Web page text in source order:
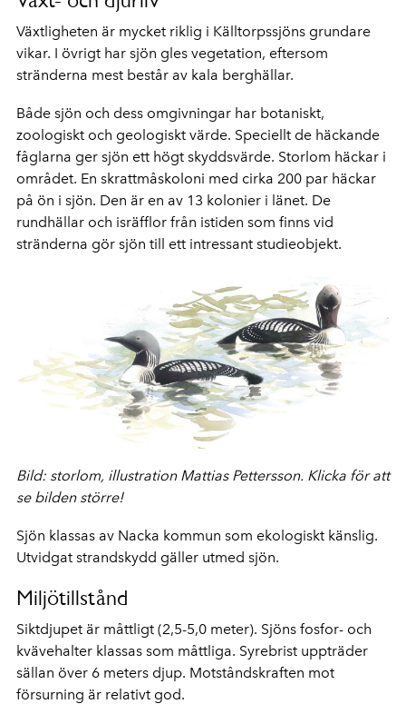
Växtligheten är mycket riklig i Källtorpssjöns grundare
vikar. I övrigt har sjön gles vegetation, eftersom
stränderna mest består av kala berghällar.
Både sjön och dess omgivningar har botaniskt,
zoologiskt och geologiskt värde. Speciellt de häckande
fåglarna ger sjön ett högt skyddsvärde. Storlom häckar i
området. En skrattmåskoloni med cirka 200 par häckar
på ön i sjön. Den är en av 13 kolonier i länet. De
rundhällar och isräfflor från istiden som finns vid
stränderna gör sjön till ett intressant studieobjekt.
Bild: storlom, illustration Mattias Pettersson. Klicka för att
se bilden större!
Sjön klassas av Nacka kommun som ekologiskt känslig.
Utvidgat strandskydd gäller utmed sjön.
Miljötillstånd
Siktdjupet är måttligt (2,5-5,0 meter). Sjöns fosfor- och
kvävehalter klassas som måttliga. Syrebrist uppträder
sällan över 6 meters djup. Motståndskraften mot
försurning är relativt god.